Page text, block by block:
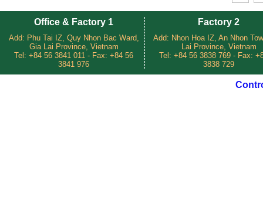
Office & Factory 1
Add: Phu Tai IZ, Quy Nhon Bac Ward,
Gia Lai Province, Vietnam
Tel: +84 56 3841 011 - Fax: +84 56
3841 976
Factory 2
Add: Nhon Hoa IZ, An Nhon
Lai Province, Vietnam
Tel: +84 56 3838 769 - Fax:
3838 729